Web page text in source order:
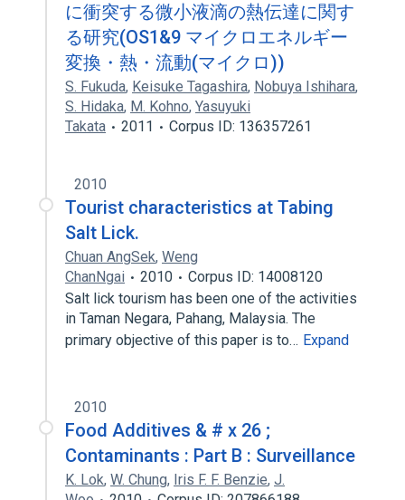
に衝突する微小液滴の熱伝達に関す
る研究(OS1&9 マイクロエネルギー
変換・熱・流動(マイクロ))
S. Fukuda, Keisuke Tagashira, Nobuya Ishihara,
S. Hidaka, M. Kohno, Yasuyuki
Takata
2011 Corpus ID: 136357261
2010
Tourist characteristics at Tabing
Salt Lick.
Chuan AngSek, Weng
ChanNgai
2010
Corpus ID: 14008120
Salt lick tourism has been one of the activities
in Taman Negara, Pahang, Malaysia. The
primary objective of this paper is to… Expand
2010
Food Additives & # x 26 ;
Contaminants : Part B : Surveillance
K. Lok, W. Chung, Iris F. F. Benzie, J.